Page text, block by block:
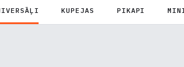
KUPEJAS PIKAPI